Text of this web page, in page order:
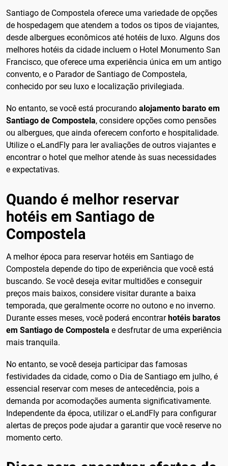
Santiago de Compostela oferece uma variedade de opções
de hospedagem que atendem a todos os tipos de viajantes,
desde albergues econômicos até hotéis de luxo. Alguns dos
melhores hotéis da cidade incluem o Hotel Monumento San
Francisco, que oferece uma experiência única em um antigo
convento, e o Parador de Santiago de Compostela,
conhecido por seu luxo e localização privilegiada.
No entanto, se você está procurando alojamento barato em
Santiago de Compostela, considere opções como pensões
ou albergues, que ainda oferecem conforto e hospitalidade.
Utilize o eLandFly para ler avaliações de outros viajantes e
encontrar o hotel que melhor atende às suas necessidades
e expectativas.
Quando é melhor reservar
hotéis em Santiago de
Compostela
A melhor época para reservar hotéis em Santiago de
Compostela depende do tipo de experiência que você está
buscando. Se você deseja evitar multidões e conseguir
preços mais baixos, considere visitar durante a baixa
temporada, que geralmente ocorre no outono e no inverno.
Durante esses meses, você poderá encontrarhotéis baratos
em Santiago de Compostela e desfrutar de uma experiência
mais tranquila.
No entanto, se você deseja participar das famosas
festividades da cidade, como o Dia de Santiago em julho, é
essencial reservar com meses de antecedência, pois a
demanda por acomodações aumenta significativamente.
Independente da época, utilizar o eLandFly para configurar
alertas de preços pode ajudar a garantir que você reserve no
momento certo.